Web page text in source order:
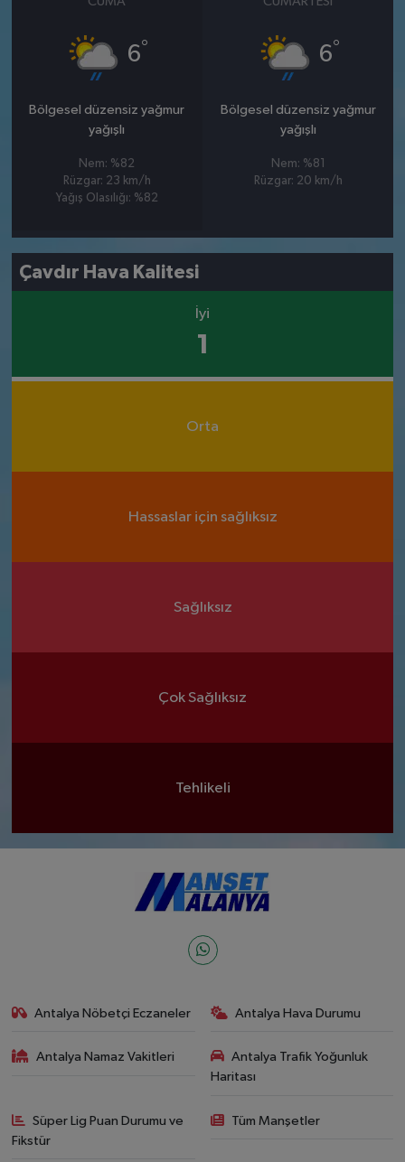
6°
Bölgesel düzensiz yağmur
yağışlı
Nem: %82
Rüzgar: 23 km/h
Yağış Olasılığı: %82
6°
Bölgesel düzensiz yağmur
yağışlı
Nem: %81
Rüzgar: 20 km/h
Çavdır Hava Kalitesi
İyi
1
Orta
Hassaslar için sağlıksız
Sağlıksız
Çok Sağlıksız
Tehlikeli
Antalya Nöbetçi Eczaneler Antalya Hava Durumu
Antalya Namaz Vakitleri
Antalya Trafik Yoğunluk
Haritası
Süper Lig Puan Durumu ve
Fikstür
Tüm Manşetler